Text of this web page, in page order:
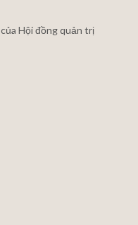
Hội đồng quản trị